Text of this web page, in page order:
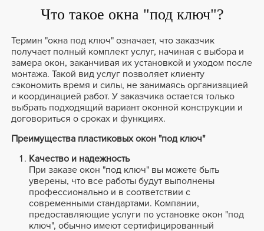
Что такое окна "под ключ"?
Термин "окна под ключ" означает, что заказчик
получает полный комплект услуг, начиная с выбора и
замера окон, заканчивая их установкой и уходом после
монтажа. Такой вид услуг позволяет клиенту
сэкономить время и силы, не занимаясь организацией
и координацией работ. У заказчика остается только
выбрать подходящий вариант оконной конструкции и
договориться о сроках и функциях.
Преимущества пластиковых окон "под ключ"
Качество и надежность
При заказе окон "под ключ" вы можете быть
уверены, что все работы будут выполнены
профессионально и в соответствии с
современными стандартами. Компании,
предоставляющие услуги по установке окон "под
ключ", обычно имеют сертифицированный